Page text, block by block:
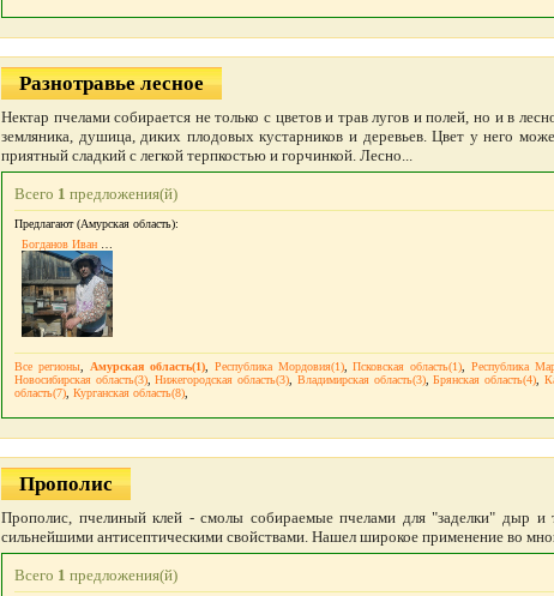
Разнотравье лесное
Нектар пчелами собирается не только с цветов и трав лугов и полей, но и в
земляника, душица, диких плодовых кустарников и деревьев. Цвет у него
приятный сладкий с легкой терпкостью и горчинкой. Лесно...
Всего 1 предложения(й)
Предлагают (Амурская область):
Все регионы, Амурская область(1), Республика Мордовия(1),Псковская область(1) ,Республика
Новосибирская область(3),Нижегородская область(3) Владимирская область(3),Брянская область(4)
область(7) Курганская область(8)
Прополис
Прополис, пчелиный клей - смолы собираемые пчелами для "заделки" дыр
сильнейшими антисептическими свойствами. Нашел широкое применение во
Всего 1 предложения(й)